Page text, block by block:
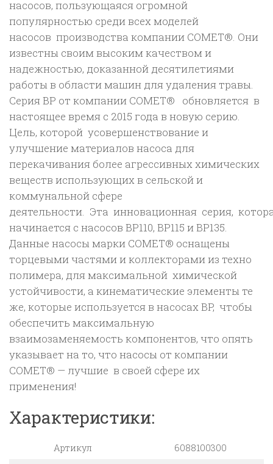
бар);
гладкий/
шпонка
d
30
насосов, пользующаяся огромной
популярностью среди всех моделей
насосов производства компании COMET®. Они
известны своим высоким качеством и
надежностью, доказанной десятилетиями
работы в области машин для удаления травы.
Серия ВР от компании COMET® обновляется в
настоящее время с 2015 года в новую серию.
Цель, которой усовершенствование и
улучшение материалов насоса для
перекачивания более агрессивных химических
веществ использующих в сельской и
коммунальной сфере
деятельности. Эта инновационная серия,
начинается с насосов BP110, BP115 и BP135.
Данные насосы марки COMET® оснащены
торцевыми частями и коллекторами из техно
полимера, для максимальной химической
устойчивости, а кинематические элементы те
же, которые используется в насосах BP, чтобы
обеспечить максимальную
взаимозаменяемость компонентов, что опять
указывает на то, что насосы от компании
COMET® — лучшие в своей сфере их
применения!
Характеристики:
Артикул
6088100300